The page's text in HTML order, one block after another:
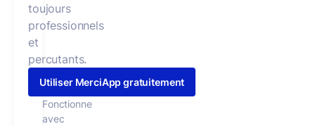
toujours
professionnels
et
percutants.
Utiliser MerciApp gratuitement
Fonctionne
avec